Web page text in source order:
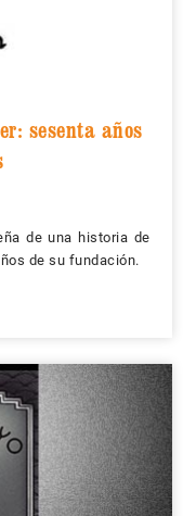
sesenta años
de una historia de
de su fundación.